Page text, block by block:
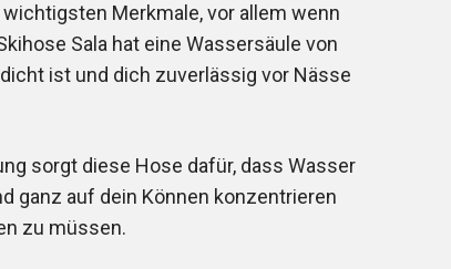
Merkmale, vor allem wenn
Sala hat eine Wassersäule von
ist und dich zuverlässig vor Nässe
sorgt diese Hose dafür, dass Wasser
ganz auf dein Können konzentrieren
zu müssen.